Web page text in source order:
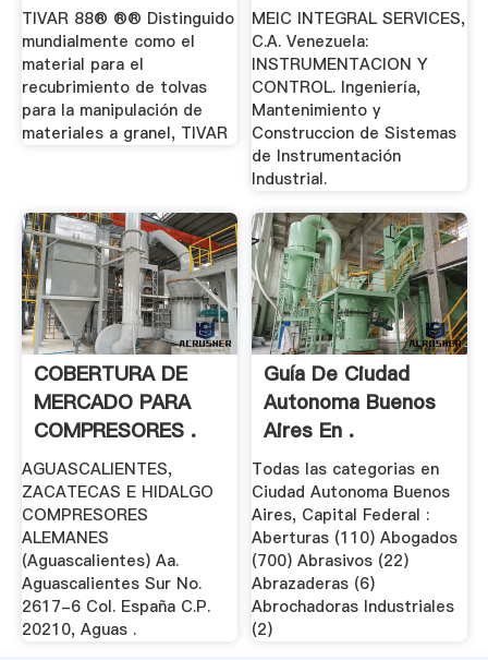
TIVAR 88® ®® Distinguido
mundialmente como el
material para el
recubrimiento de tolvas
para la manipulación de
materiales a granel, TIVAR
MEIC INTEGRAL SERVICES,
C.A. Venezuela:
INSTRUMENTACION Y
CONTROL. Ingeniería,
Mantenimiento y
Construccion de Sistemas
de Instrumentación
Industrial.
COBERTURA DE
MERCADO PARA
COMPRESORES .
AGUASCALIENTES,
ZACATECAS E HIDALGO
COMPRESORES
ALEMANES
(Aguascalientes) Aa.
Aguascalientes Sur No.
2617-6 Col. España C.P.
20210, Aguas .
Guía De Ciudad
Autonoma Buenos
Aires En .
Todas las categorias en
Ciudad Autonoma Buenos
Aires, Capital Federal :
Aberturas (110) Abogados
(700) Abrasivos (22)
Abrazaderas (6)
Abrochadoras Industriales
(2)